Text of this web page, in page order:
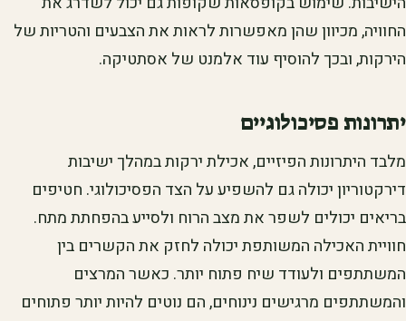
החוויה, מכיוון שהן מאפשרות לראות את הצבעים והטריות של
הירקות, ובכך להוסיף עוד אלמנט של אסתטיקה.
יתרונות פסיכולוגיים
מלבד היתרונות הפיזיים, אכילת ירקות במהלך ישיבות
דירקטוריון יכולה גם להשפיע על הצד הפסיכולוגי. חטיפים
בריאים יכולים לשפר את מצב הרוח ולסייע בהפחתת מתח.
חוויית האכילה המשותפת יכולה לחזק את הקשרים בין
המשתתפים ולעודד שיח פתוח יותר. כאשר המרצים
והמשתתפים מרגישים נינוחים, הם נוטים להיות יותר פתוחים